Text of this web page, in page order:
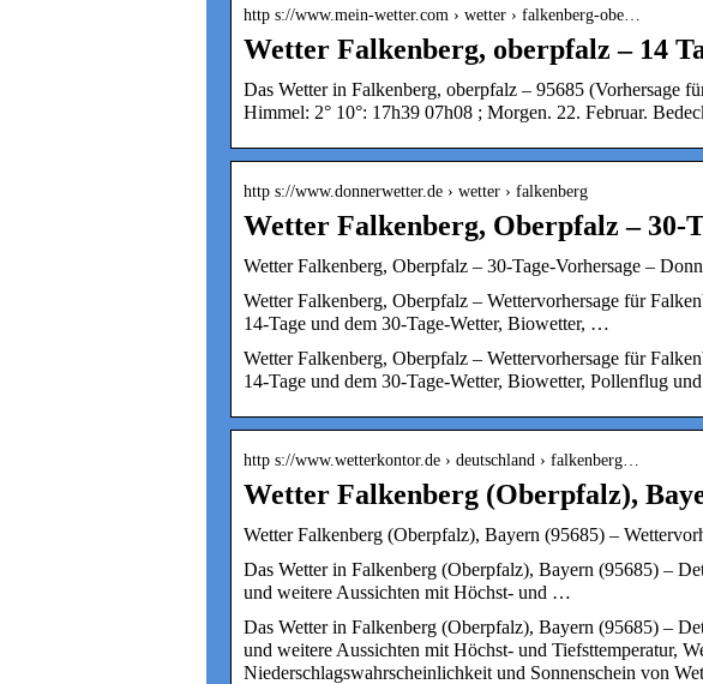
http s://www.mein-wetter.com › wetter › falkenberg-obe…
Wetter Falkenberg, oberpfalz – 14
Das Wetter in Falkenberg, oberpfalz – 95685 (Vorhersage
Himmel: 2° 10°: 17h39 07h08 ; Morgen. 22. Februar.
http s://www.donnerwetter.de › wetter › falkenberg
Wetter Falkenberg, Oberpfalz – 30-
Wetter Falkenberg, Oberpfalz – 30-Tage-Vorhersage –
Wetter Falkenberg, Oberpfalz – Wettervorhersage für
14-Tage und dem 30-Tage-Wetter, Biowetter, …
Wetter Falkenberg, Oberpfalz – Wettervorhersage für
14-Tage und dem 30-Tage-Wetter, Biowetter, Pollenflug
http s://www.wetterkontor.de › deutschland › falkenberg…
Wetter Falkenberg (Oberpfalz),
Wetter Falkenberg (Oberpfalz), Bayern (95685) –
Das Wetter in Falkenberg (Oberpfalz), Bayern (95685) –
und weitere Aussichten mit Höchst- und …
Das Wetter in Falkenberg (Oberpfalz), Bayern (95685) –
und weitere Aussichten mit Höchst- und Tiefsttemperatur,
Niederschlagswahrscheinlichkeit und Sonnenschein von